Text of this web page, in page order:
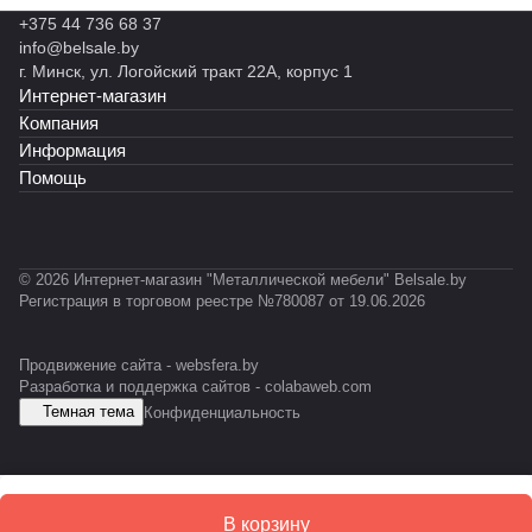
ы
й
С
Т
Ф
У
ы
й
R
o
c
k
X
L
ы
й
С
T
0
5
1
н
ы
й
С
С
й
М
-
E
1
Р
В корзину
+375 44 736 68 37
info@belsale.by
г. Минск, ул. Логойский тракт 22А, корпус 1
Интернет-магазин
Компания
Информация
Помощь
© 2026 Интернет-магазин "Металлической мебели" Belsale.by
Регистрация в торговом реестре №780087 от 19.06.2026
Продвижение сайта - websfera.by
Разработка и поддержка сайтов - colabaweb.com
Темная тема
Конфиденциальность